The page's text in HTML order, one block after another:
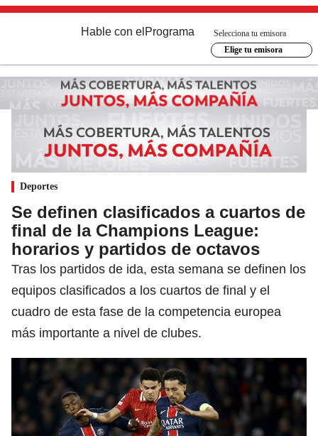
Hable con el Programa
Selecciona tu emisora
Elige tu emisora
Deportes
Se definen clasificados a cuartos de
final de la Champions League:
horarios y partidos de octavos
Tras los partidos de ida, esta semana se definen los
equipos clasificados a los cuartos de final y el
cuadro de esta fase de la competencia europea
más importante a nivel de clubes.